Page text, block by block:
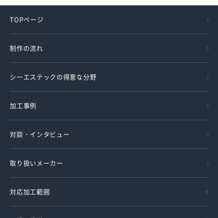
TOPページ
制作の流れ
シーエステックの得意な分野
加工事例
対談・インタビュー
取り扱いメーカー
対応加工範囲